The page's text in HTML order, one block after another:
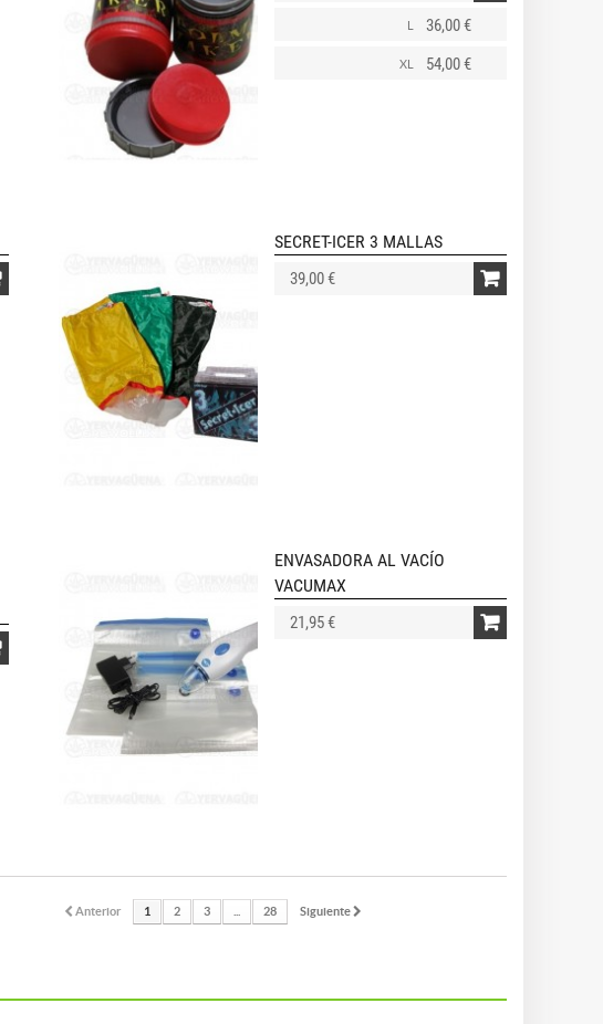
L 36,00 €
XL 54,00 €
SECRET-ICER 3 MALLAS
39,00 €
ENVASADORA AL VACÍO
VACUMAX
21,95 €
Anterior 1 2 3 28 Siguiente